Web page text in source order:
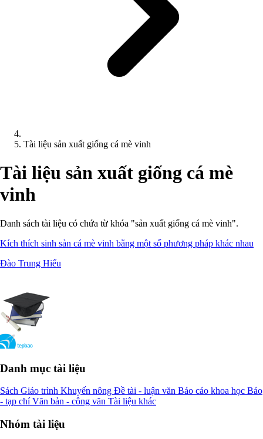
Tài liệu sản xuất giống cá mè vinh
Tài liệu sản xuất giống cá mè
vinh
Danh sách tài liệu có chứa từ khóa "sản xuất giống cá mè vinh".
Kích thích sinh sản cá mè vinh bằng một số phương pháp khác nhau
Đào Trung Hiếu
Danh mục tài liệu
Sách Giáo trình Khuyến nông Đề tài - luận văn Báo cáo khoa học Báo
- tạp chíVăn bản - công văn Tài liệu khác
Nhóm tài liệu